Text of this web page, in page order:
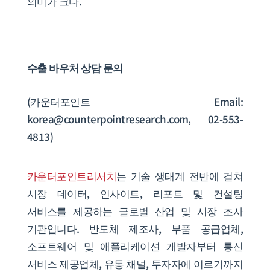
수출 바우처 상담 문의
(카운터포인트 Email:
korea@counterpointresearch.com, 02-553-
4813)
카운터포인트리서치는 기술 생태계 전반에 걸쳐
시장 데이터, 인사이트, 리포트 및 컨설팅
서비스를 제공하는 글로벌 산업 및 시장 조사
기관입니다. 반도체 제조사, 부품 공급업체,
소프트웨어 및 애플리케이션 개발자부터 통신
서비스 제공업체, 유통 채널, 투자자에 이르기까지